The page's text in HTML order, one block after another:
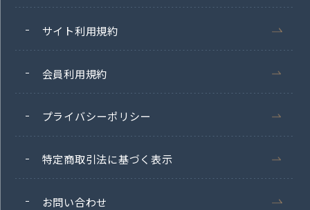
サイト利用規約
会員利用規約
プライバシーポリシー
特定商取引法に基づく表示
お問い合わせ